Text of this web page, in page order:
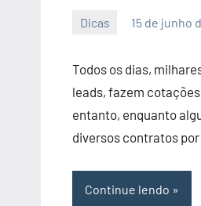
Dicas 15 de junho
Todos os dias,
leads, fazem
entanto, enquanto
diversos contratos
Continue lendo